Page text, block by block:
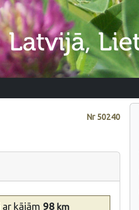
Nr50240
ar kājām 98 km